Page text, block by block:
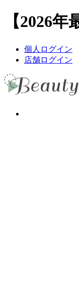
【2026
個人ログイン
店舗ログイン